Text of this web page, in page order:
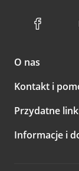
O nas
Kontakt i
Przydatne
Informacje i